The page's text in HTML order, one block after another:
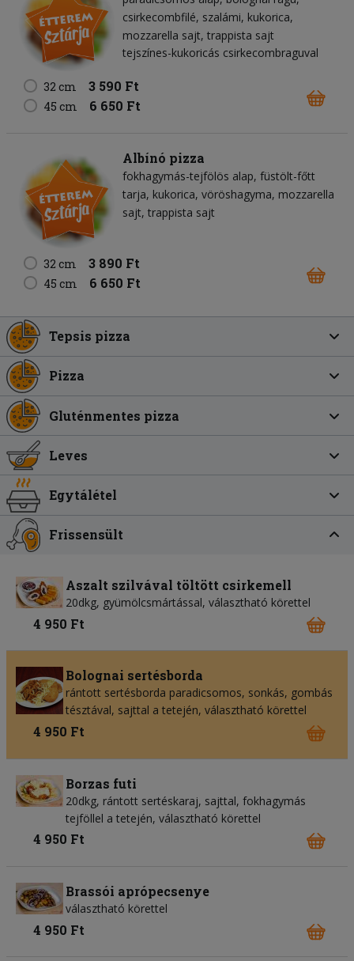
csirkecombfilé szalámi kukorica
mozzarella sajt trappista sajt
tejszínes-kukoricás csirkecombraguval
32 cm 3 590 Ft
45 cm 6 650 Ft
Albínó pizza
fokhagymás-tejfölös alap füstölt-főtt
tarja kukorica vöröshagyma mozzarella
sajt trappista sajt
32 cm 3 890 Ft
45 cm 6 650 Ft
Tepsis pizza
Pizza
Gluténmentes pizza
Leves
Egytálétel
Frissensült
Aszalt szilvával töltött csirkemell
20dkg, gyümölcsmártással, választható körettel
4 950 Ft
Bolognai sertésborda
rántott sertésborda paradicsomos, sonkás, gombás
tésztával, sajttal a tetején, választható körettel
4 950 Ft
Borzas futi
20dkg, rántott sertéskaraj, sajttal, fokhagymás
tejföllel a tetején, választható körettel
4 950 Ft
Brassói aprópecsenye
választható körettel
4 950 Ft